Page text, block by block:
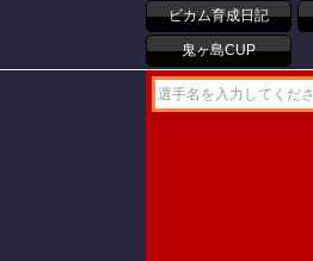
ビカム育成日記
鬼ヶ島CUP